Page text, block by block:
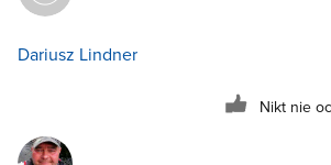
Dariusz Lindner
Nikt nie